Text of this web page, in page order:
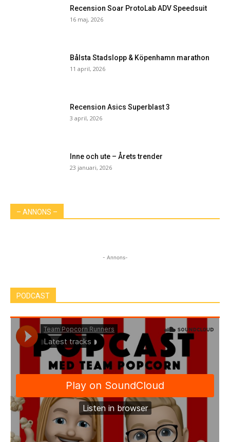
Recension Soar ProtoLab ADV Speedsuit
16 maj, 2026
Bålsta Stadslopp & Köpenhamn marathon
11 april, 2026
Recension Asics Superblast 3
3 april, 2026
Inne och ute – Årets trender
23 januari, 2026
– ANNONS –
- Annons-
PODCAST